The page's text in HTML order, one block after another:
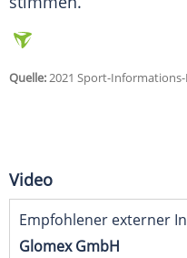
Quelle:2021 Sport-
Video
Empfohlener externer
Glomex GmbH